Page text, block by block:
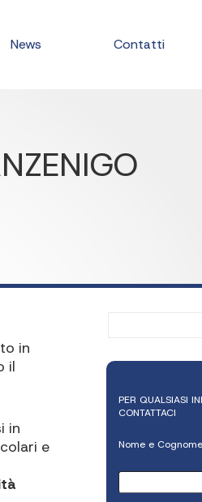
News Contatti
in
il
in
e
PER QUALSIASI
CONTATTACI
Nome e